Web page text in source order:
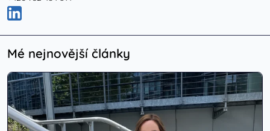
Mé nejnovější články